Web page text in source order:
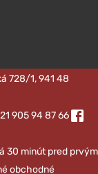
728/1, 941 48
905 94 87 66
30 minút pred prvým
obchodné